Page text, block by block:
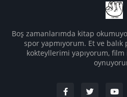
Boş zamanlarımda kitap
spor yapmıyorum. Et ve
kokteyllerimi yapıyorum,